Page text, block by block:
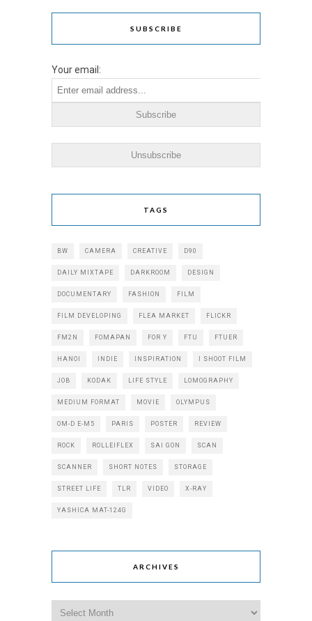
SUBSCRIBE
Your email:
TAGS
BW CAMERA CREATIVE D90
DAILY MIXTAPE DARKROOM DESIGN
DOCUMENTARY FASHION FILM
FILM DEVELOPING FLEA MARKET FLICKR
FM2N FOMAPAN FOR Y FTU FTUER
HANOI INDIE INSPIRATION I SHOOT FILM
JOB KODAK LIFE STYLE LOMOGRAPHY
MEDIUM FORMAT MOVIE OLYMPUS
OM-D E-M5 PARIS POSTER REVIEW
ROCK ROLLEIFLEX SAI GON SCAN
SCANNER SHORT NOTES STORAGE
STREET LIFE TLR VIDEO X-RAY
YASHICA MAT-124G
ARCHIVES